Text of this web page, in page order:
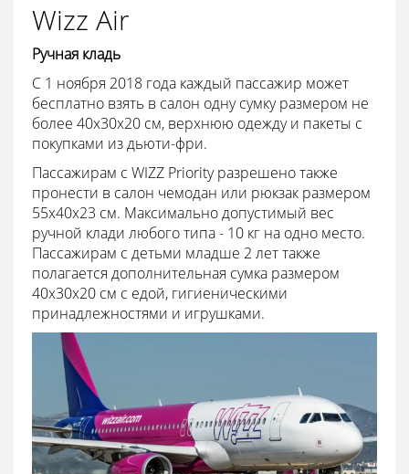
Wizz Air
Ручная кладь
С 1 ноября 2018 года каждый пассажир может
бесплатно взять в салон одну сумку размером не
более 40x30x20 см, верхнюю одежду и пакеты с
покупками из дьюти-фри.
Пассажирам с WIZZ Priority разрешено также
пронести в салон чемодан или рюкзак размером
55x40x23 см. Максимально допустимый вес
ручной клади любого типа - 10 кг на одно место.
Пассажирам с детьми младше 2 лет также
полагается дополнительная сумка размером
40x30x20 см с едой, гигиеническими
принадлежностями и игрушками.